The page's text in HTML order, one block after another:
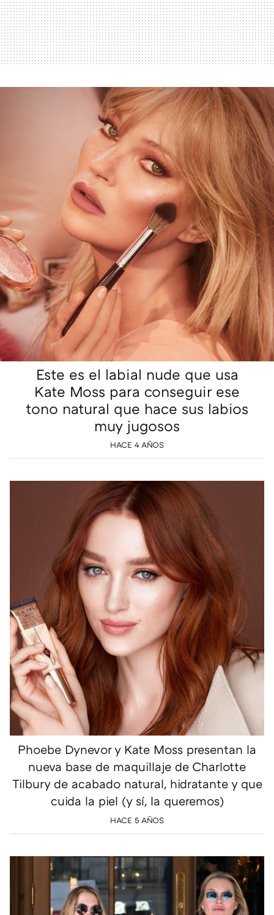
Este es el labial nude que usa
Kate Moss para conseguir ese
tono natural que hace sus labios
muy jugosos
HACE 4 AÑOS
Phoebe Dynevor y Kate Moss presentan la
nueva base de maquillaje de Charlotte
Tilbury de acabado natural, hidratante y que
cuida la piel (y sí, la queremos)
HACE 5 AÑOS